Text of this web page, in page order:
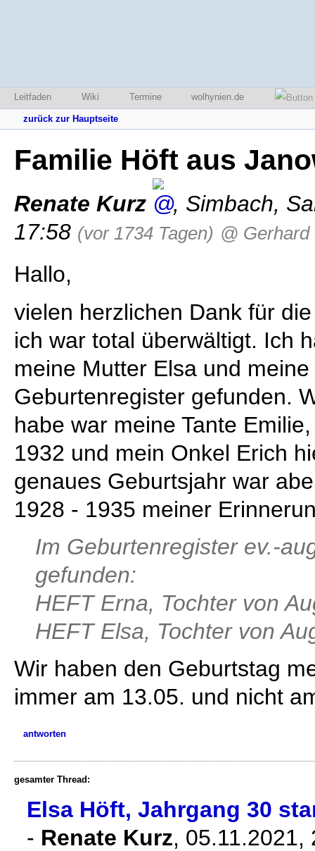
Leitfaden Wiki Termine wolhynien.de
zurück zur Hauptseite
Familie Höft aus
Renate Kurz , Simbach,
17:58 (vor 1734 Tagen) @ Gerhard
Hallo,
vielen herzlichen Dank für
ich war total überwältigt. Ich
meine Mutter Elsa und
Geburtenregister gefunden.
habe war meine Tante
1932 und mein Onkel Erich
genaues Geburtsjahr war
1928 - 1935 meiner
Im Geburtenregister ev.-
gefunden:
HEFT Erna, Tochter von
HEFT Elsa, Tochter von
Wir haben den Geburtstag
immer am 13.05. und nicht
antworten
gesamter Thread:
Elsa Höft, Jahrgang 30
- Renate Kurz,